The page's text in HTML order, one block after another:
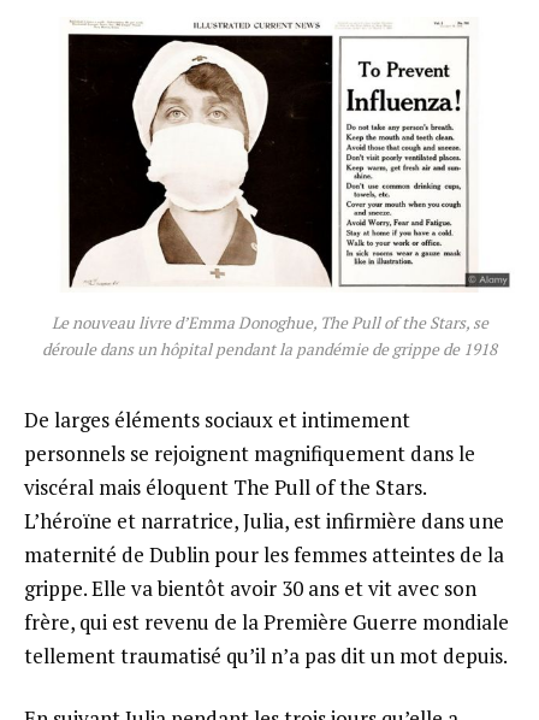
Le nouveau livre d’Emma Donoghue, The Pull of the Stars, se
déroule dans un hôpital pendant la pandémie de grippe de 1918
De larges éléments sociaux et intimement
personnels se rejoignent magnifiquement dans le
viscéral mais éloquent The Pull of the Stars.
L’héroïne et narratrice, Julia, est infirmière dans une
maternité de Dublin pour les femmes atteintes de la
grippe. Elle va bientôt avoir 30 ans et vit avec son
frère, qui est revenu de la Première Guerre mondiale
tellement traumatisé qu’il n’a pas dit un mot depuis.